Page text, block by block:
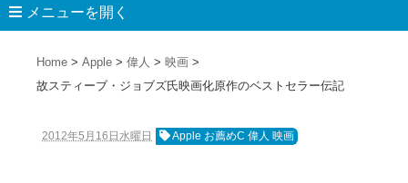
メニューを開く
Home Apple 偉人
映画
故スティーブ・ジョブズ氏映画化原作のベストセラー伝記
2012年5月16日水曜日 Apple お薦めC 偉人 映画